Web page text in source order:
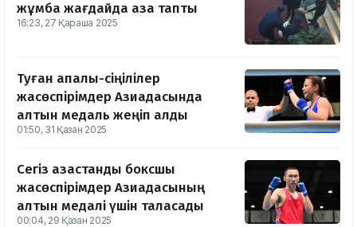
жұмбақ жағдайда қаза тапты
16:23, 27 Қараша 2025
Туған апалы-сіңілілер
жасөспірімдер Азиадасында
алтын медаль жеңіп алды
01:50, 31 Қазан 2025
Сегіз қазақстандық боксшы
жасөспірімдер Азиадасының
алтын медалі үшін таласады
00:04, 29 Қазан 2025